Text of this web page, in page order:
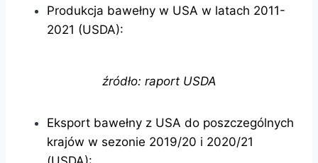
Produkcja bawełny w USA w latach 2011-
2021 (USDA):
źródło: raport USDA
Eksport bawełny z USA do poszczególnych
krajów w sezonie 2019/20 i 2020/21